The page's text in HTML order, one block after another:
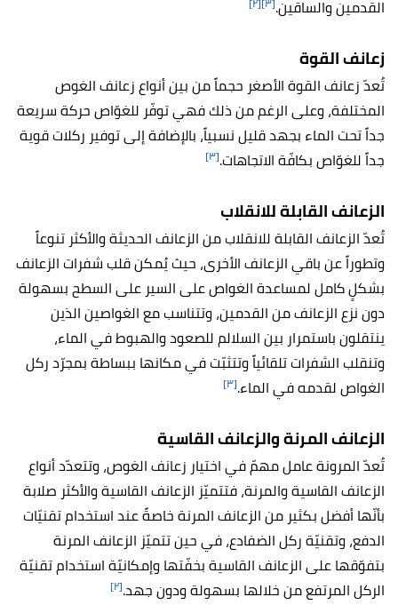
القدمين والساقين.
زعانف القوة
تُعدّ زعانف القوة الأصغر حجماً من بين أنواع زعانف الغوص
المختلفة، وعلى الرغم من ذلك فهي توفّر للغوّاص حركة سريعة
جداً تحت الماء بجهد قليل نسبياً، بالإضافة إلى توفير ركلات قوية
جداً للغوّاص بكافّة الاتجاهات.[٣]
الزعانف القابلة للانقلاب
تُعدّ الزعانف القابلة للانقلاب من الزعانف الحديثة والأكثر تنوعاً
وتطوراً عن باقي الزعانف الأخرى، حيث يُمكن قلب شفرات الزعانف
بشكلٍ كامل لمساعدة الغواص على السير على السطح بسهولة
دون نزع الزعانف من القدمين، وتتناسب مع الغواصين الذين
ينتقلون باستمرار بين السلالم للصعود والهبوط في الماء،
وتنقلب الشفرات تلقائياً وتتثبّت في مكانها ببساطة بمجرّد ركل
الغواص لقدمه في الماء.[٣]
الزعانف المرنة والزعانف القاسية
تُعدّ المرونة عامل مهمّ في اختيار زعانف الغوص، وتتعدّد أنواع
الزعانف القاسية والمرنة، فتتميّز الزعانف القاسية والأكثر صلابة
بأنّها أفضل بكثير من الزعانف المرنة خاصةً عند استخدام تقنيّات
الدفع، وتقنيّة ركل الضفادع، في حين تتميّز الزعانف المرنة
بتفوّقها على الزعانف القاسية بخفّتها وإمكانيّة استخدام تقنيّة
الركل المرتفع من خلالها بسهولة ودون جهد.[٢]